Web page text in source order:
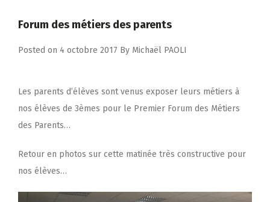
Forum des métiers des parents
Posted on 4 octobre 2017 By Michaël PAOLI
Les parents d’élèves sont venus exposer leurs métiers à
nos élèves de 3èmes pour le Premier Forum des Métiers
des Parents…
Retour en photos sur cette matinée très constructive pour
nos élèves…